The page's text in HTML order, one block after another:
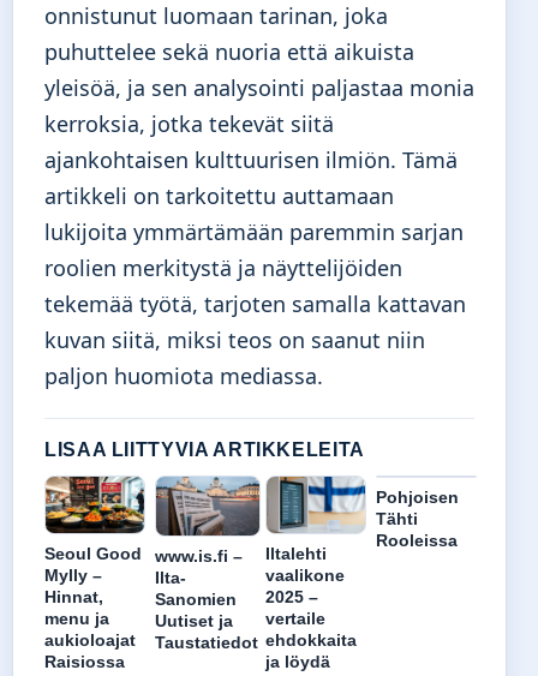
onnistunut luomaan tarinan, joka
puhuttelee sekä nuoria että aikuista
yleisöä, ja sen analysointi paljastaa monia
kerroksia, jotka tekevät siitä
ajankohtaisen kulttuurisen ilmiön. Tämä
artikkeli on tarkoitettu auttamaan
lukijoita ymmärtämään paremmin sarjan
roolien merkitystä ja näyttelijöiden
tekemää työtä, tarjoten samalla kattavan
kuvan siitä, miksi teos on saanut niin
paljon huomiota mediassa.
LISAA LIITTYVIA ARTIKKELEITA
Seoul Good
Mylly –
Hinnat,
menu ja
aukioloajat
Raisiossa
www.is.fi –
Ilta-
Sanomien
Uutiset ja
Taustatiedot
Iltalehti
vaalikone
2025 –
vertaile
ehdokkaita
ja löydä
Pohjoisen
Tähti
Rooleissa